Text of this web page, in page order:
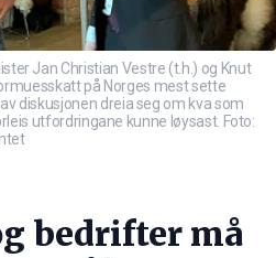
Jan Christian Vestre (t.h.) og Knut
på Norges mest sette
diskusjonen dreia seg om kva som
utfordringane kunne løysast. Foto:
bedrifter må